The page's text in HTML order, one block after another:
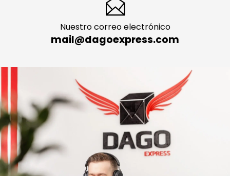
Nuestro correo electrónico
mail@dagoexpress.com